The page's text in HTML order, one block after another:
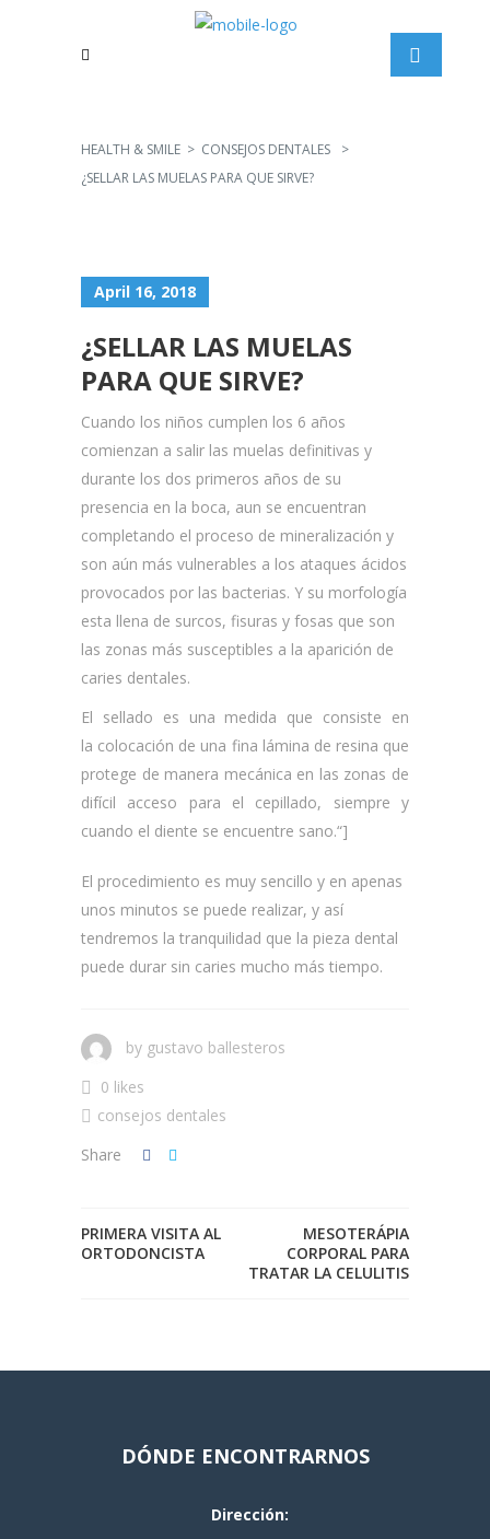
HEALTH & SMILE > CONSEJOS DENTALES
>
¿SELLAR LAS MUELAS PARA QUE SIRVE?
April 16, 2018
¿SELLAR LAS MUELAS
PARA QUE SIRVE?
Cuando los niños cumplen los 6 años
comienzan a salir las muelas definitivas y
durante los dos primeros años de su
presencia en la boca, aun se encuentran
completando el proceso de mineralización y
son aún más vulnerables a los ataques ácidos
provocados por las bacterias. Y su morfología
esta llena de surcos, fisuras y fosas que son
las zonas más susceptibles a la aparición de
caries dentales.
El sellado es una medida que consiste en
la colocación de una fina lámina de resina que
protege de manera mecánica en las zonas de
difícil acceso para el cepillado, siempre y
cuando el diente se encuentre sano.“]
El procedimiento es muy sencillo y en apenas
unos minutos se puede realizar, y así
tendremos la tranquilidad que la pieza dental
puede durar sin caries mucho más tiempo.
by gustavo ballesteros
0 likes
consejos dentales
Share
PRIMERA VISITA AL
ORTODONCISTA
MESOTERÁPIA
CORPORAL PARA
TRATAR LA CELULITIS
DÓNDE ENCONTRARNOS
Dirección: